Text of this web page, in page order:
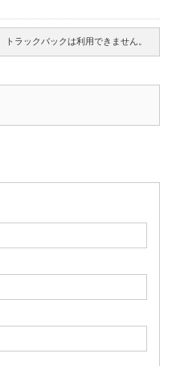
トラックバックは利用できません。